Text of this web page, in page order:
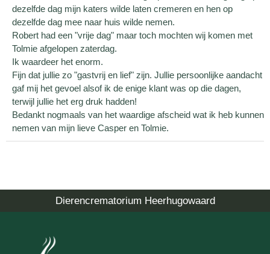
dezelfde dag mijn katers wilde laten cremeren en hen op
dezelfde dag mee naar huis wilde nemen.
Robert had een "vrije dag" maar toch mochten wij komen met
Tolmie afgelopen zaterdag.
Ik waardeer het enorm.
Fijn dat jullie zo "gastvrij en lief" zijn. Jullie persoonlijke aandacht
gaf mij het gevoel alsof ik de enige klant was op die dagen,
terwijl jullie het erg druk hadden!
Bedankt nogmaals van het waardige afscheid wat ik heb kunnen
nemen van mijn lieve Casper en Tolmie.
Dierencrematorium Heerhugowaard